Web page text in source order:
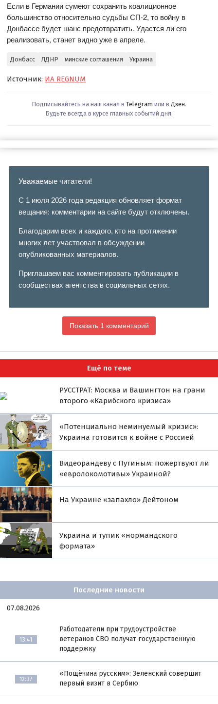
Если в Германии сумеют сохранить коалиционное
большинство относительно судьбы СП-2, то войну в
Донбассе будет шанс предотвратить. Удастся ли его
реализовать, станет видно уже в апреле.
Донбасс ЛДНР минские соглашения Украина
Источник: ИА REGNUM
Подписывайтесь на наш канал в Telegram или в Дзен.
Будьте всегда в курсе главных событий дня.
Уважаемые читатели!
С 1 июля 2026 года редакция обновляет формат
вещания: комментарии на сайте будут отключены.
Благодарим всех и каждого, кто на протяжении
многих лет участвовал в обсуждении
опубликованных материалов.
Приглашаем вас комментировать публикации в
сообществах агентства в социальных сетях.
Показать 1 комментарий
Ещё по теме
РУССТРАТ: Москва и Вашингтон на грани
второго «Карибского кризиса»
«Потенциально неминуемый кризис»:
Украина готовится к войне с Россией
Видеорандеву с Путиным: пожертвуют ли
«евролокомотивы» Украиной?
На Украине «запахло» Дейтоном
Украина и тупик «нормандского
формата»
Последние новости
07.08.2026
13:41
Работодатели при трудоустройстве
ветеранов СВО получат государственную
поддержку
12:37
«Пощёчина русским»: Зеленский совершит
первый визит в Сербию